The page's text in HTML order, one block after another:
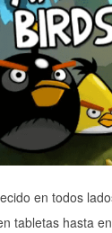
en todos
tabletas hasta